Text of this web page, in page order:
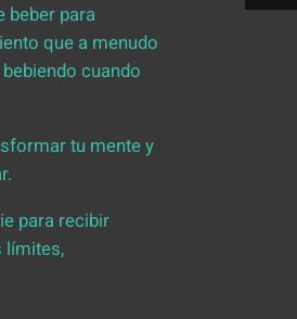
beber para
que a menudo
cuando
tu mente y
para recibir
límites,